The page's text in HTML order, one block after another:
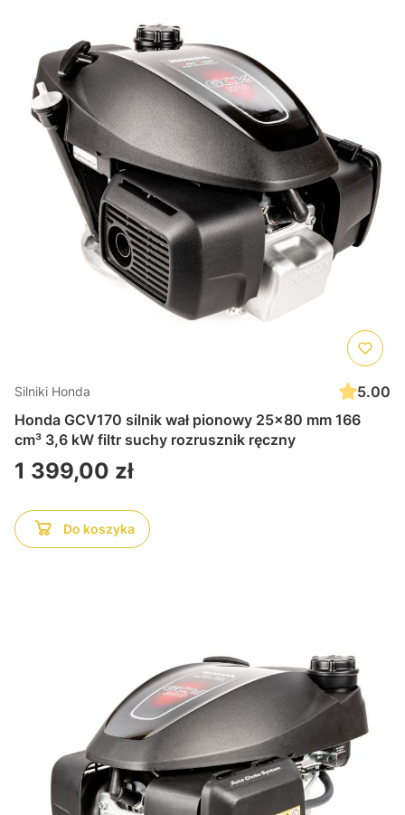
Silniki Honda
5.00
Honda GCV170 silnik wał pionowy 25x80 mm 166
cm³ 3,6 kW filtr suchy rozrusznik ręczny
Cena
1 399,00 zł
Do koszyka